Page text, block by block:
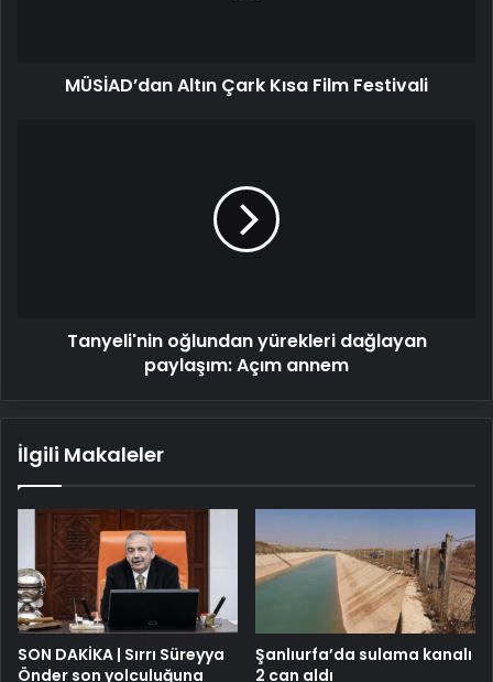
MÜSİAD’dan Altın Çark Kısa Film Festivali
Tanyeli'nin oğlundan yürekleri dağlayan
paylaşım: Açım annem
İlgili Makaleler
SON DAKİKA | Sırrı Süreyya
Önder son yolculuğuna
Şanlıurfa’da sulama kanalı
2 can aldı